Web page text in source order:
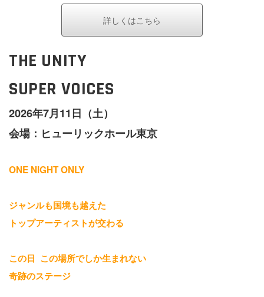
詳しくはこちら
THE UNITY
SUPER VOICES
2026年7月11日（土）
会場：ヒューリックホール東京
ONE NIGHT ONLY
ジャンルも国境も越えた
トップアーティストが交わる
この日 この場所でしか生まれない
奇跡のステージ